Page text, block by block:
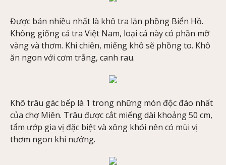
Được bán nhiều nhất là khô tra lăn phồng Biển Hồ.
Không giống cá tra Việt Nam, loại cá này có phần mỡ
vàng và thơm. Khi chiên, miếng khô sẽ phồng to. Khô
ăn ngon với cơm trắng, canh rau.
Khô trâu gác bếp là 1 trong những món độc đáo nhất
của chợ Miên. Trâu được cắt miếng dài khoảng 50 cm,
tẩm ướp gia vị đặc biệt và xông khói nên có mùi vị
thơm ngon khi nướng.